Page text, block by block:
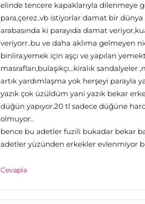
elinde tencere kapaklarıyla dilenmeye
para,çerez..vb istiyorlar damat bir
arabasında ki parayıda damat
veriyorr..bu ve daha aklıma gelmeyen
binlira.yemek için aşçı ve yapılan
masrafları,bulaşıkçı...kiralık
artık yardımlaşma yok herşeyi parayla
yazık çok üzüldüm yani yazık bekar
düğün yapıyor.20 tl sadece düğüne
olmuyor..
bence bu adetler fuzili bukadar bekar
adetler yüzünden erkekler evlenmiyor
Cevapla